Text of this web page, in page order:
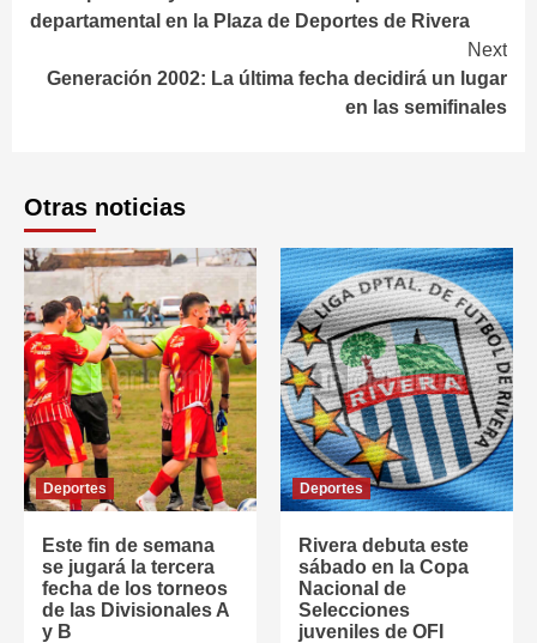
departamental en la Plaza de Deportes de Rivera
Next
Generación 2002: La última fecha decidirá un lugar
en las semifinales
Otras noticias
Deportes
Este fin de semana
se jugará la tercera
fecha de los torneos
de las Divisionales A
y B
Deportes
Rivera debuta este
sábado en la Copa
Nacional de
Selecciones
juveniles de OFI